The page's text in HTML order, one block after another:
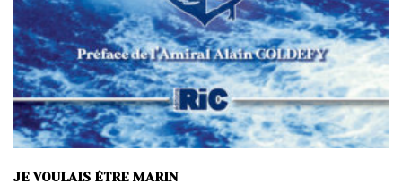
JE VOULAIS ÊTRE MARIN